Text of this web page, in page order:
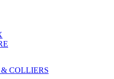
COLLIERS